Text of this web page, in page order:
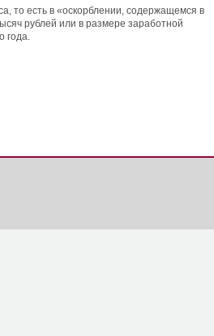
то есть в «оскорблении, содержащемся в
рублей или в размере заработной
года.